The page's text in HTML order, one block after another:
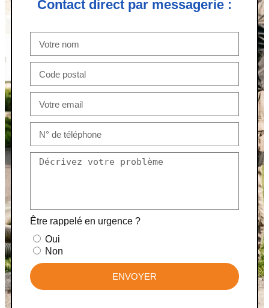
Contact direct par messagerie :
Être rappelé en urgence ?
Oui
Non
ENVOYER